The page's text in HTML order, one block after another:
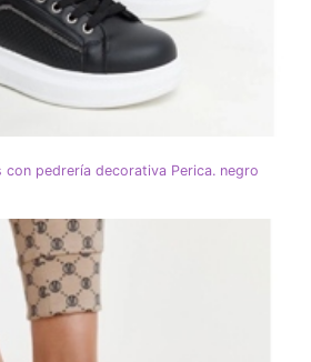
con pedrería decorativa Perica. negro